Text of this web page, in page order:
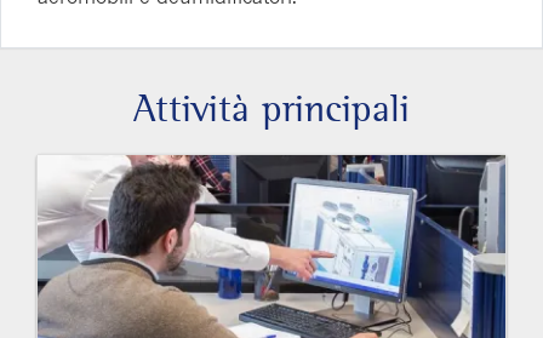
Attività principali